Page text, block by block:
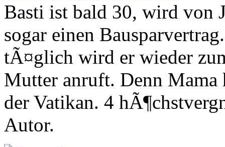
Basti ist bald 30, wird von
sogar einen
tÃ¤glich wird er wieder
Mutter anruft. Denn Mama
der Vatikan. 4
Autor.